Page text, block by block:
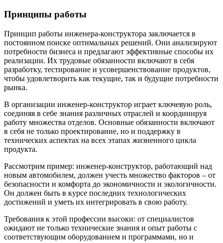
Принципы работы
Принцип работы инженера-конструктора заключается в
постоянном поиске оптимальных решений. Они анализируют
потребности бизнеса и предлагают эффективные способы их
реализации. Их трудовые обязанности включают в себя
разработку, тестирование и усовершенствование продуктов,
чтобы удовлетворить как текущие, так и будущие потребности
рынка.
В организации инженер-конструктор играет ключевую роль,
соединяя в себе знания различных отраслей и координируя
работу множества отделов. Основные обязанности включают
в себя не только проектирование, но и поддержку в
технических аспектах на всех этапах жизненного цикла
продукта.
Рассмотрим пример: инженер-конструктор, работающий над
новым автомобилем, должен учесть множество факторов – от
безопасности и комфорта до экономичности и экологичности.
Он должен быть в курсе последних технологических
достижений и уметь их интегрировать в свою работу.
Требования к этой профессии высоки: от специалистов
ожидают не только технические знания и опыт работы с
соответствующим оборудованием и программами, но и